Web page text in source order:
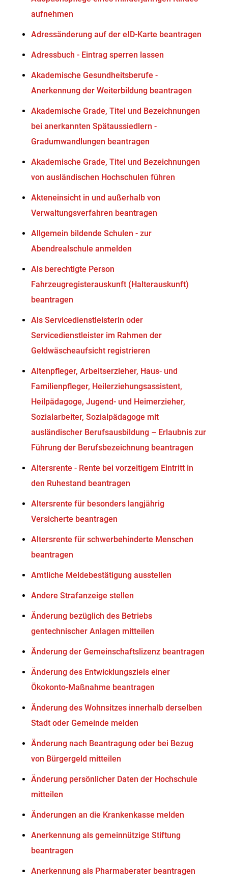
aufnehmen
Adressänderung auf der eID-Karte beantragen
Adressbuch - Eintrag sperren lassen
Akademische Gesundheitsberufe -
Anerkennung der Weiterbildung beantragen
Akademische Grade, Titel und Bezeichnungen
bei anerkannten Spätaussiedlern -
Gradumwandlungen beantragen
Akademische Grade, Titel und Bezeichnungen
von ausländischen Hochschulen führen
Akteneinsicht in und außerhalb von
Verwaltungsverfahren beantragen
Allgemein bildende Schulen - zur
Abendrealschule anmelden
Als berechtigte Person
Fahrzeugregisterauskunft (Halterauskunft)
beantragen
Als Servicedienstleisterin oder
Servicedienstleister im Rahmen der
Geldwäscheaufsicht registrieren
Altenpfleger, Arbeitserzieher, Haus- und
Familienpfleger, Heilerziehungsassistent,
Heilpädagoge, Jugend- und Heimerzieher,
Sozialarbeiter, Sozialpädagoge mit
ausländischer Berufsausbildung – Erlaubnis zur
Führung der Berufsbezeichnung beantragen
Altersrente - Rente bei vorzeitigem Eintritt in
den Ruhestand beantragen
Altersrente für besonders langjährig
Versicherte beantragen
Altersrente für schwerbehinderte Menschen
beantragen
Amtliche Meldebestätigung ausstellen
Andere Strafanzeige stellen
Änderung bezüglich des Betriebs
gentechnischer Anlagen mitteilen
Änderung der Gemeinschaftslizenz beantragen
Änderung des Entwicklungsziels einer
Ökokonto-Maßnahme beantragen
Änderung des Wohnsitzes innerhalb derselben
Stadt oder Gemeinde melden
Änderung nach Beantragung oder bei Bezug
von Bürgergeld mitteilen
Änderung persönlicher Daten der Hochschule
mitteilen
Änderungen an die Krankenkasse melden
Anerkennung als gemeinnützige Stiftung
beantragen
Anerkennung als Pharmaberater beantragen